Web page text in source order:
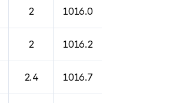
2 1016.0
2 1016.2
2.4 1016.7